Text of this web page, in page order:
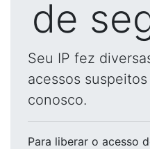
de
Seu IP fez
acessos
conosco.
Para liberar o acesso